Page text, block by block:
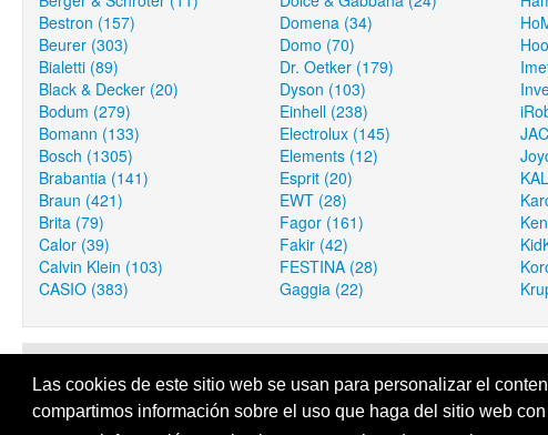
Las cookies de este sitio web se usan para personalizar el
compartimos información sobre el uso que haga del sitio web
Bestron (157)
Beurer (303)
Bialetti (89)
Black & Decker (20)
Bodum (279)
Bomann (133)
Bosch (1305)
Brabantia (141)
Braun (421)
Brita (79)
Calor (39)
Calvin Klein (103)
CASIO (383)
Domena (34)
Domo (70)
Dr. Oetker (179)
Dyson (103)
Einhell (238)
Electrolux (145)
Elements (12)
Esprit (20)
EWT (28)
Fagor (161)
Fakir (42)
FESTINA (28)
Gaggia (22)
Productos de
provider by